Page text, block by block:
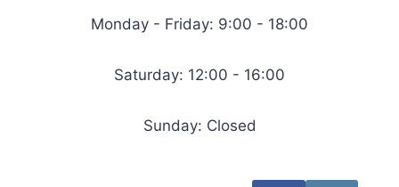
Monday - Friday: 9:00 - 18:00
Saturday: 12:00 - 16:00
Sunday: Closed